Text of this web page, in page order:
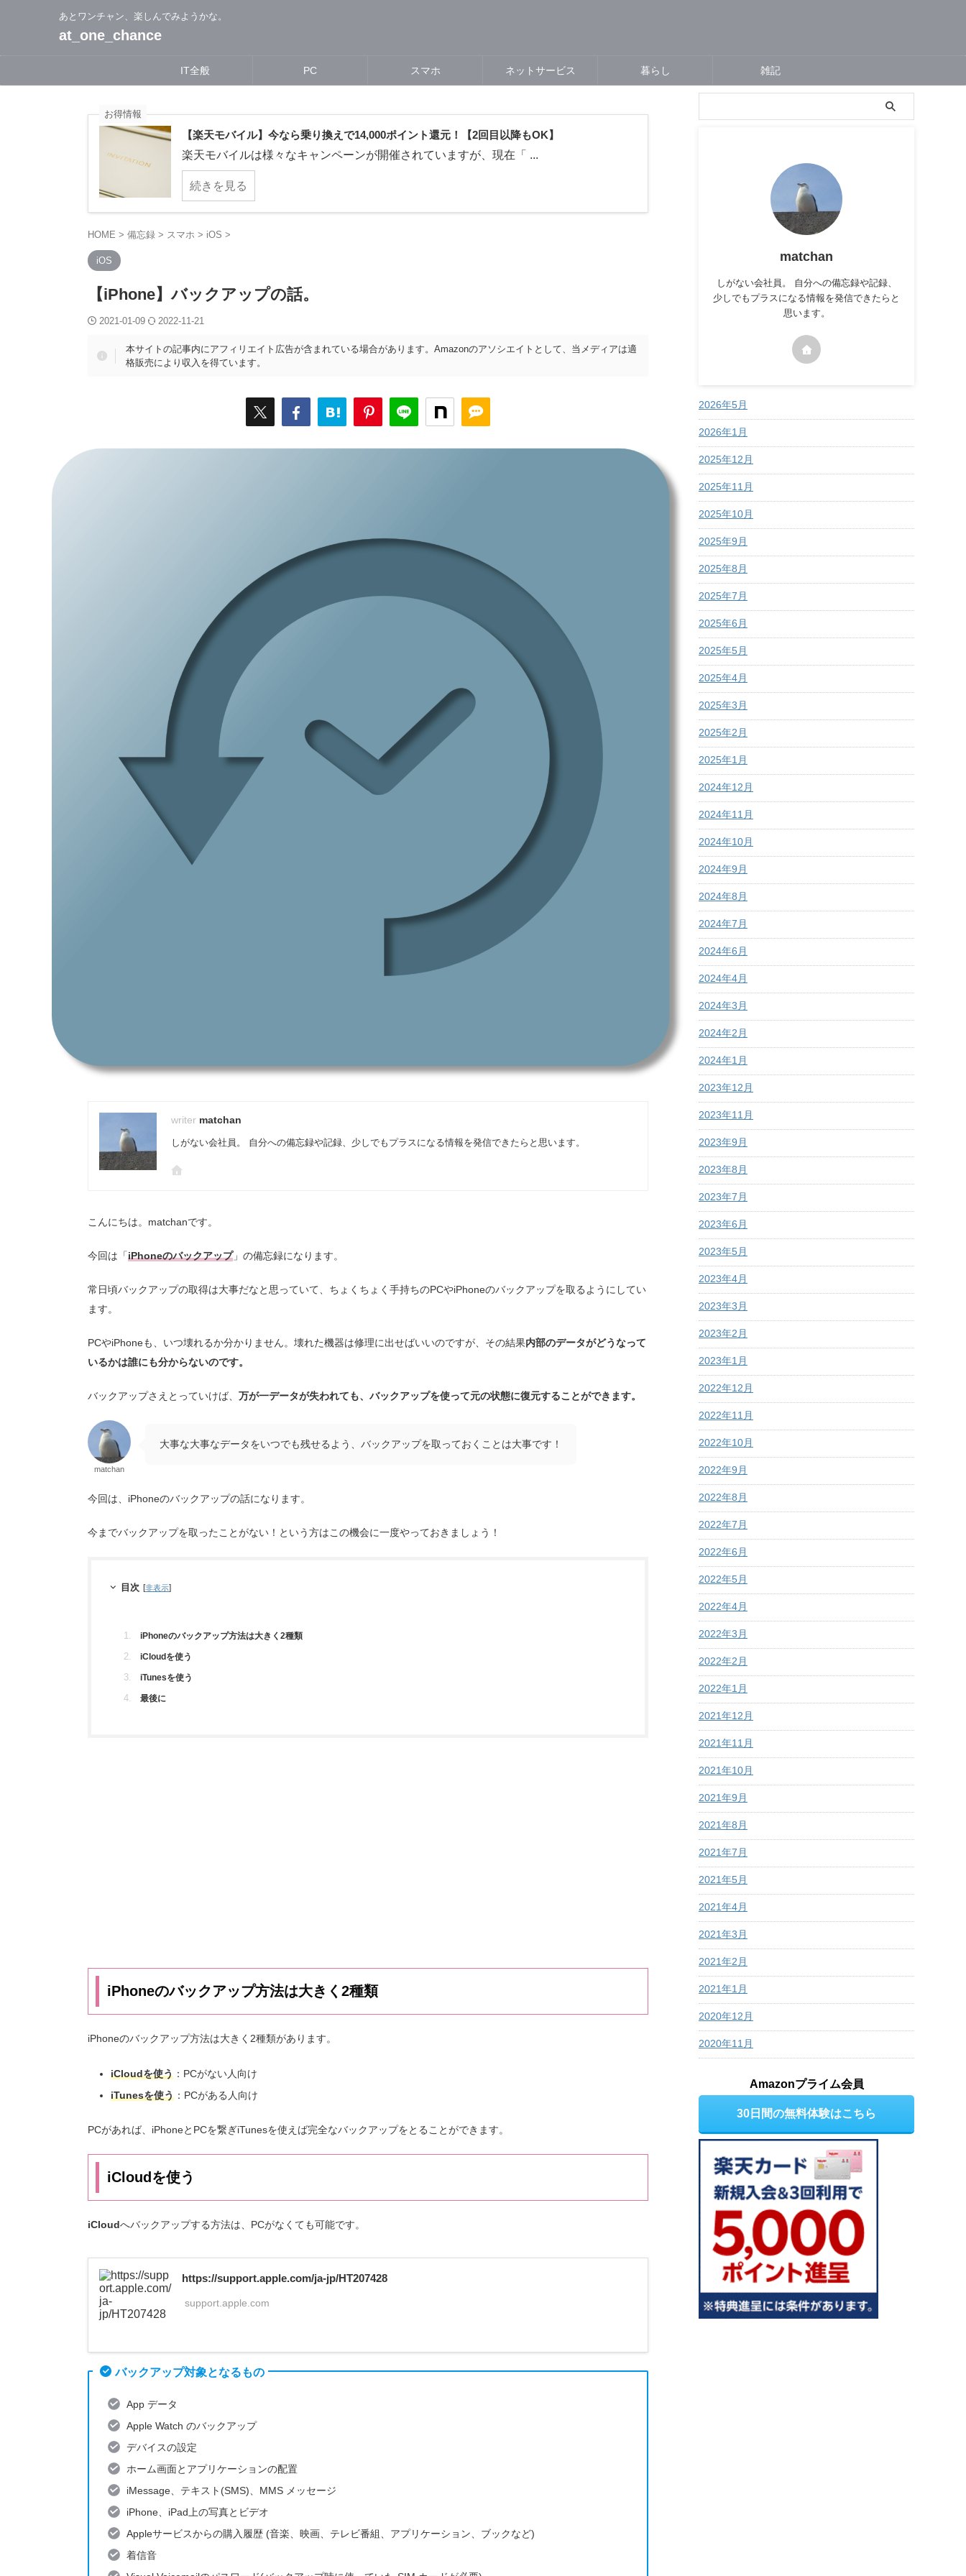
あとワンチャン、楽しんでみようかな。
at_one_chance
IT全般 PC スマホ ネットサービス 暮らし 雑記
お得情報
【楽天モバイル】今なら乗り換えで14,000ポイント還元！【2回目以降もOK】
楽天モバイルは様々なキャンペーンが開催されていますが、現在「 ...
続きを見る
HOME > 備忘録 > スマホ > iOS >
iOS
【iPhone】バックアップの話。
2021-01-09 2022-11-21
本サイトの記事内にアフィリエイト広告が含まれている場合があります。Amazonのアソシエイトとして、当メディアは適
格販売により収入を得ています。
matchan
しがない会社員。 自分への備忘録や記録、少しでもプラスになる情報を発信できたらと思います。
こんにちは。matchanです。
今回は「iPhoneのバックアップ」の備忘録になります。
常日頃バックアップの取得は大事だなと思っていて、ちょくちょく手持ちのPCやiPhoneのバックアップを取るようにしてい
ます。
PCやiPhoneも、いつ壊れるか分かりません。壊れた機器は修理に出せばいいのですが、その結果内部のデータがどうなって
いるかは誰にも分からないのです。
バックアップさえとっていけば、 万が一データが失われても、バックアップを使って元の状態に復元することができます。
matchan
大事な大事なデータをいつでも残せるよう、バックアップを取っておくことは大事です！
今回は、iPhoneのバックアップの話になります。
今までバックアップを取ったことがない！という方はこの機会に一度やっておきましょう！
目次 [非表示]
iPhoneのバックアップ方法は大きく2種類
iCloudを使う
iTunesを使う
最後に
iPhoneのバックアップ方法は大きく2種類
iPhoneのバックアップ方法は大きく2種類があります。
iCloudを使う ：PCがない人向け
iTunesを使う ：PCがある人向け
PCがあれば、iPhoneとPCを繋ぎiTunesを使えば完全なバックアップをとることができます。
iCloudを使う
iCloudへバックアップする方法は、PCがなくても可能です。
https://support.apple.com/ja-jp/HT207428
support.apple.com
バックアップ対象となるもの
App データ
Apple Watch のバックアップ
デバイスの設定
ホーム画面とアプリケーションの配置
iMessage、テキスト(SMS)、MMS メッセージ
iPhone、iPad上の写真とビデオ
Appleサービスからの購入履歴 (音楽、映画、テレビ番組、アプリケーション、ブックなど)
着信音
matchan
しがない会社員。 自分への備忘録や記録、
少しでもプラスになる情報を発信できたらと
思います。
2026年5月
2026年1月
2025年12月
2025年11月
2025年10月
2025年9月
2025年8月
2025年7月
2025年6月
2025年5月
2025年4月
2025年3月
2025年2月
2025年1月
2024年12月
2024年11月
2024年10月
2024年9月
2024年8月
2024年7月
2024年6月
2024年4月
2024年3月
2024年2月
2024年1月
2023年12月
2023年11月
2023年9月
2023年8月
2023年7月
2023年6月
2023年5月
2023年4月
2023年3月
2023年2月
2023年1月
2022年12月
2022年11月
2022年10月
2022年9月
2022年8月
2022年7月
2022年6月
2022年5月
2022年4月
2022年3月
2022年2月
2022年1月
2021年12月
2021年11月
2021年10月
2021年9月
2021年8月
2021年7月
2021年5月
2021年4月
2021年3月
2021年2月
2021年1月
2020年12月
2020年11月
Amazonプライム会員
30日間の無料体験はこちら